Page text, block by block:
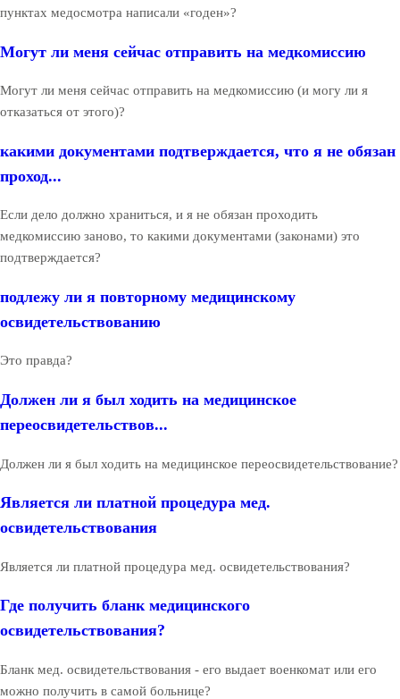
пунктах медосмотра написали «годен»?
Могут ли меня сейчас отправить на медкомиссию
Могут ли меня сейчас отправить на медкомиссию (и могу ли я
отказаться от этого)?
какими документами подтверждается, что я не обязан
проход...
Если дело должно храниться, и я не обязан проходить
медкомиссию заново, то какими документами (законами) это
подтверждается?
подлежу ли я повторному медицинскому
освидетельствованию
Это правда?
Должен ли я был ходить на медицинское
переосвидетельствов...
Должен ли я был ходить на медицинское переосвидетельствование?
Является ли платной процедура мед.
освидетельствования
Является ли платной процедура мед. освидетельствования?
Где получить бланк медицинского
освидетельствования?
Бланк мед. освидетельствования - его выдает военкомат или его
можно получить в самой больнице?